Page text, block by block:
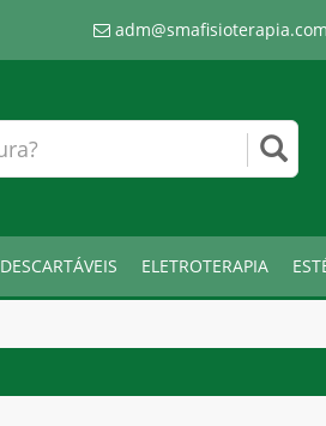
DESCARTÁVEIS ELETROTERAPIA